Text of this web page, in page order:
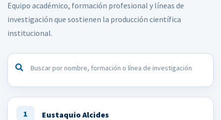
Equipo académico, formación profesional y líneas de
investigación que sostienen la producción científica
institucional.
Buscar docente investigador
1
Eustaquio Alcides